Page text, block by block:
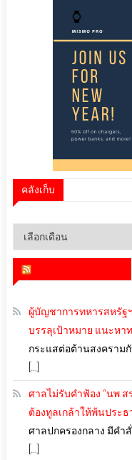
คลังเก็บ
คลัง
ผู้บัญชาการทหารสหรัฐ
บรรลุเป้าหมาย แนะหา
กระแสต่อต้านสงคราม
ศาลไม่รับคำฟ้อง “นพ.ส
ต้องทูลเกล้าให้พ้นประธ
ศาลปกครองกลาง มีคำ